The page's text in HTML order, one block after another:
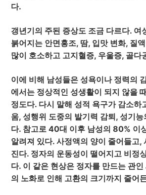
다.
갱년기의 주된 증상도 조금 다르다.
붉어지는 안면홍조, 땀, 입맛 변화, 질
많이 호소하고 고지혈증, 우울증, 골
이에 비해 남성들은 성욕이나 정력의
에서는 정상적인 성생활이 되지 않을
정도다. 다시 말해 성적 욕구가 감소
움, 성행위 도중의 발기력 감퇴, 성기
다. 참고로 40대 이후 남성의 80% 이
알려져 있다. 사정액의 양이 줄어들고
진다. 정자의 운동성이 떨어지고 비정
다. 이 같은 현상은 정자를 만드는 관
의 노화로 인해 고환의 크기까지 줄어